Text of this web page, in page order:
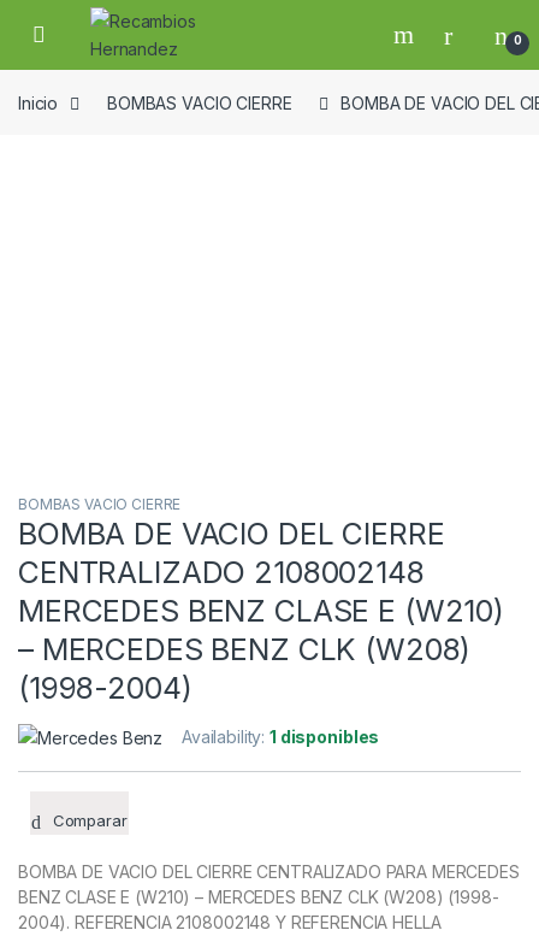
Skip to navigation
Skip to content
Open 0
Inicio BOMBAS VACIO CIERRE BOMBA DE VACIO DEL
BOMBAS VACIO CIERRE
BOMBA DE VACIO DEL CIERRE
CENTRALIZADO 2108002148
MERCEDES BENZ CLASE E (W210)
– MERCEDES BENZ CLK (W208)
(1998-2004)
Availability:1 disponibles
Comparar
BOMBA DE VACIO DEL CIERRE CENTRALIZADO PARA MERCEDES
BENZ CLASE E (W210) – MERCEDES BENZ CLK (W208) (1998-
2004). REFERENCIA 2108002148 Y REFERENCIA HELLA